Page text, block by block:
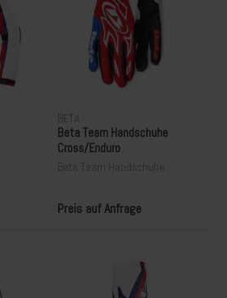
BETA
Beta Team Handschuhe
Cross/Enduro
Beta Team Handschuhe
Preis auf Anfrage